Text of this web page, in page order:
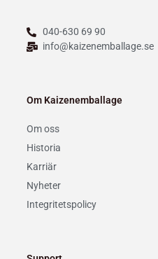
040-630 69 90
info@kaizenemballage.se
Om Kaizenemballage
Om oss
Historia
Karriär
Nyheter
Integritetspolicy